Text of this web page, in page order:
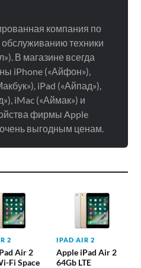
компания по
техники
В магазине всегда
iPhone («Айфон»),
iPad («Айпад»),
iMac («Аймак») и
фирмы Apple
выгодным ценам.
2
Air 2
Fi Space
IPAD AIR 2
Apple iPad Air 2
64Gb LTE